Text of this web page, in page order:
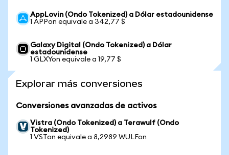
AppLovin (Ondo Tokenized) a Dólar estadounidense
1 APPon equivale a 342,77 $
Galaxy Digital (Ondo Tokenized) a Dólar
estadounidense
1 GLXYon equivale a 19,77 $
Explorar más conversiones
Conversiones avanzadas de activos
Vistra (Ondo Tokenized) a Terawulf (Ondo
Tokenized)
1 VSTon equivale a 8,2989 WULFon